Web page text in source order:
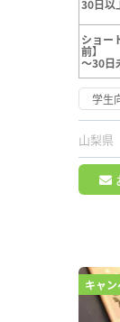
30日以
ショー
前】
～30日
学生
山梨県
キャン